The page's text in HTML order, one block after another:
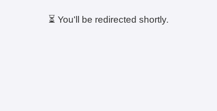
⏳ You'll be redirected shortly.